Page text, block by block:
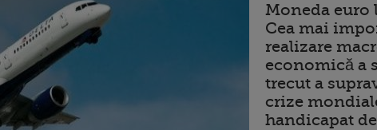
Moneda euro
Cea mai
realizare
economică a
trecut a
crize
handicapat